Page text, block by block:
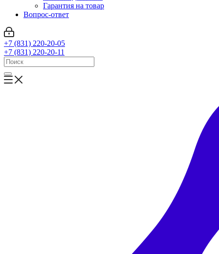
Гарантия на товар
Вопрос-ответ
+7 (831) 220-20-05
+7 (831) 220-20-11